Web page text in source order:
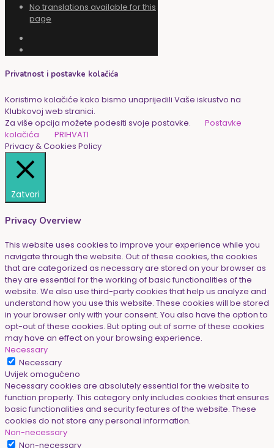
No translations available for this
page
Privatnost i postavke kolačića
Koristimo kolačiće kako bismo unaprijedili Vaše iskustvo na
Klubkovoj web stranici.
Za više opcija možete podesiti svoje postavke.
Postavke
kolačića
PRIHVATI
Privacy & Cookies Policy
Zatvori
Privacy Overview
This website uses cookies to improve your experience while you
navigate through the website. Out of these cookies, the cookies
that are categorized as necessary are stored on your browser as
they are essential for the working of basic functionalities of the
website. We also use third-party cookies that help us analyze and
understand how you use this website. These cookies will be stored
in your browser only with your consent. You also have the option to
opt-out of these cookies. But opting out of some of these cookies
may have an effect on your browsing experience.
Necessary
Necessary
Uvijek omogućeno
Necessary cookies are absolutely essential for the website to
function properly. This category only includes cookies that ensures
basic functionalities and security features of the website. These
cookies do not store any personal information.
Non-necessary
Non-necessary